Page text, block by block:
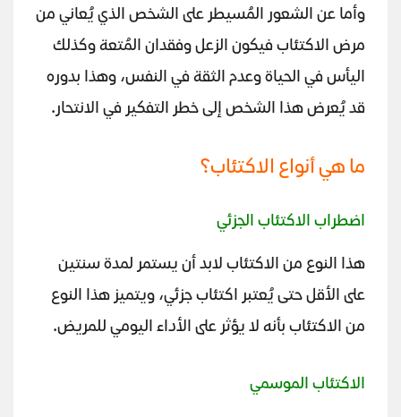
وأما عن الشعور المُسيطر على الشخص الذي يُعاني من
مرض الاكتئاب فيكون الزعل وفقدان المُتعة وكذلك
اليأس في الحياة وعدم الثقة في النفس، وهذا بدوره
قد يُعرض هذا الشخص إلى خطر التفكير في الانتحار.
ما هي أنواع الاكتئاب؟
اضطراب الاكتئاب الجزئي
هذا النوع من الاكتئاب لابد أن يستمر لمدة سنتين
على الأقل حتى يُعتبر اكتئاب جزئي، ويتميز هذا النوع
من الاكتئاب بأنه لا يؤثر على الأداء اليومي للمريض.
الاكتئاب الموسمي